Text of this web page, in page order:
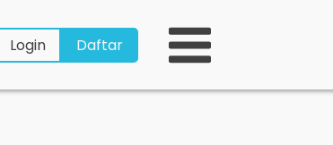
Login Daftar